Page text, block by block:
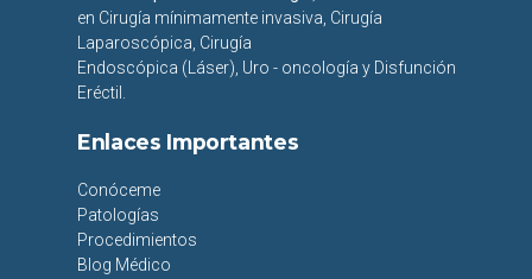
en Cirugía mínimamente invasiva, Cirugía
Laparoscópica, Cirugía
Endoscópica (Láser), Uro - oncología y Disfunción
Eréctil.
Enlaces Importantes
Conóceme
Patologías
Procedimientos
Blog Médico